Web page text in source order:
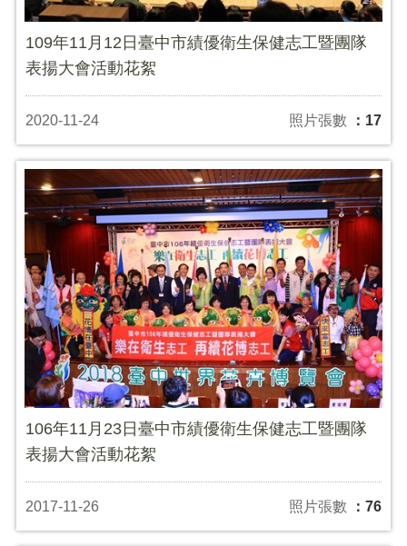
109年11月12日臺中市績優衛生保健志工暨團隊
表揚大會活動花絮
2020-11-24 照片張數 ：17
106年11月23日臺中市績優衛生保健志工暨團隊
表揚大會活動花絮
2017-11-26 照片張數 ：76